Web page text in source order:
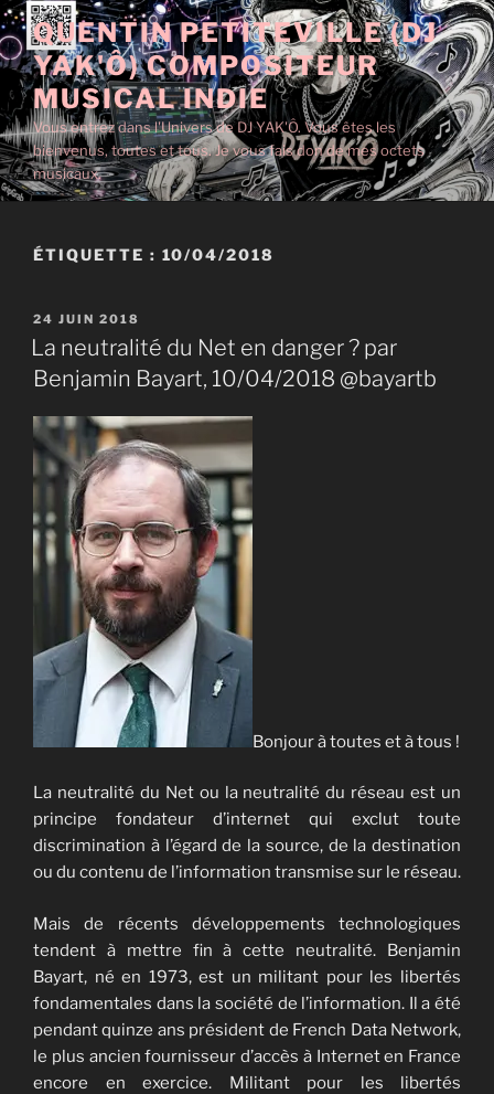
Aller
au
contenu
principal
QUENTIN PETITEVILLE (DJ
YAK'Ô) COMPOSITEUR
MUSICAL INDIE
Vous entrez dans l'Univers de DJ YAK'Ô. Vous êtes les
bienvenus, toutes et tous. Je vous fais don de mes octets
musicaux.
ÉTIQUETTE : 10/04/2018
PUBLIÉ
LE
24 JUIN 2018
La neutralité du Net en danger ? par
Benjamin Bayart, 10/04/2018 @bayartb
Bonjour à toutes et à tous !
La neutralité du Net ou la neutralité du réseau est un
principe fondateur d’internet qui exclut toute
discrimination à l’égard de la source, de la destination
ou du contenu de l’information transmise sur le réseau.
Mais de récents développements technologiques
tendent à mettre fin à cette neutralité. Benjamin
Bayart, né en 1973, est un militant pour les libertés
fondamentales dans la société de l’information. Il a été
pendant quinze ans président de French Data Network,
le plus ancien fournisseur d’accès à Internet en France
encore en exercice. Militant pour les libertés